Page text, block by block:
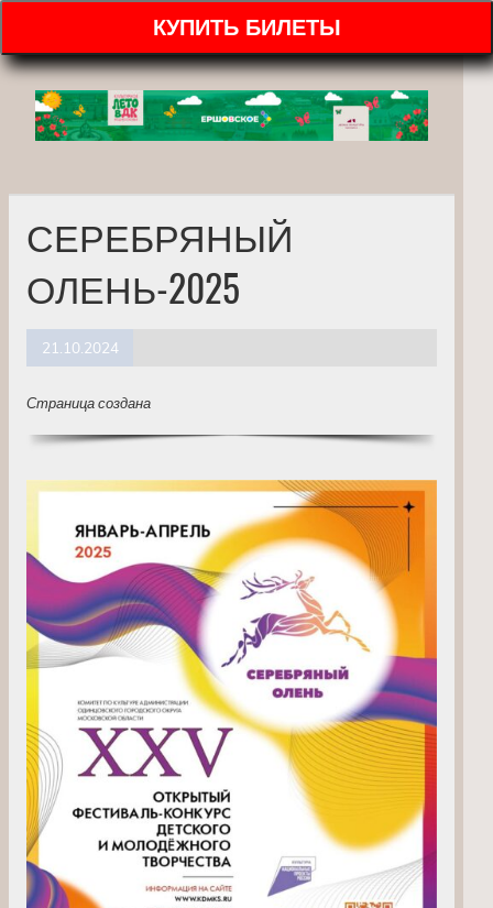
КУПИТЬ БИЛЕТЫ
СЕРЕБРЯНЫЙ
ОЛЕНЬ-2025
21.10.2024
Страница создана